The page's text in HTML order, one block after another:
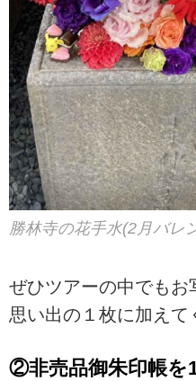
勝林寺の花手水(2月バレ
ぜひツアーの中でもお
思い出の１枚に加えて
②非売品御朱印帳を